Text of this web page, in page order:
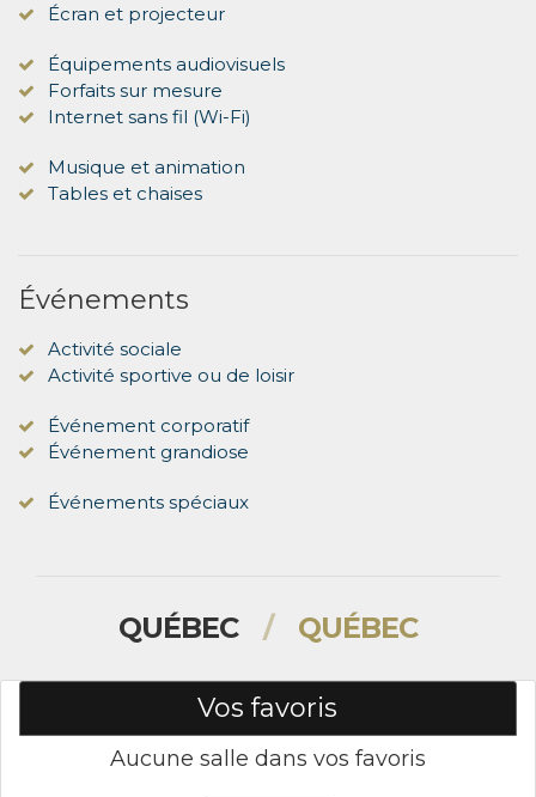
Écran et projecteur
Équipements audiovisuels
Forfaits sur mesure
Internet sans fil (Wi-Fi)
Musique et animation
Tables et chaises
Événements
Activité sociale
Activité sportive ou de loisir
Événement corporatif
Événement grandiose
Événements spéciaux
QUÉBEC / QUÉBEC
Vos favoris
Aucune salle dans vos favoris